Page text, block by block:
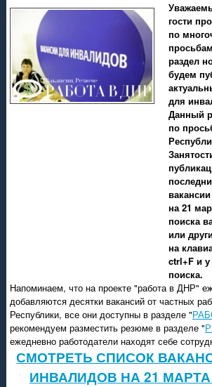
гости
по
раздел
будем
для
Данный
по
на 21
поиска
или
на
ctrl+F и у
поиска.
Напоминаем, что на проекте "работа в ДНР"
добавляются десятки вакансий от частных
Республики, все они доступны в разделе "
рекомендуем разместить резюме в разделе "
ежедневно работодатели находят себе
СМОТРЕТЬ СПИСОК
ИНВАЛИДОВ НА 21 МАРТА